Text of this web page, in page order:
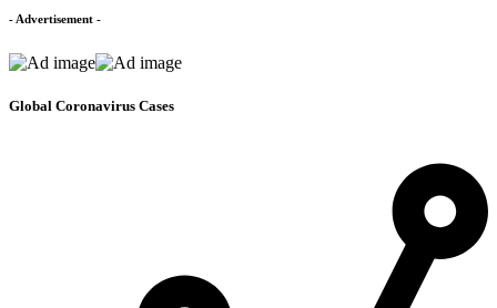
- Advertisement -
Global Coronavirus Cases